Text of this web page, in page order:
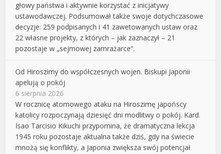
głowy państwa i aktywnie korzystać z inicjatywy
ustawodawczej. Podsumował także swoje dotychczasowe
decyzje: 259 podpisanych i 41 zawetowanych ustaw oraz
22 własne projekty, z których – jak zaznaczył – 21
pozostaje w „sejmowej zamrażarce”.
Od Hiroszimy do współczesnych wojen. Biskupi Japonii
apelują o pokój
6 sierpnia 2026
W rocznicę atomowego ataku na Hiroszimę japońscy
katolicy rozpoczynają dziesięć dni modlitwy o pokój. Kard.
Isao Tarcisio Kikuchi przypomina, że dramatyczna lekcja
1945 roku pozostaje aktualna także dziś, gdy na świecie
mnożą się konflikty, a Japonia zwiększa swój potencjał